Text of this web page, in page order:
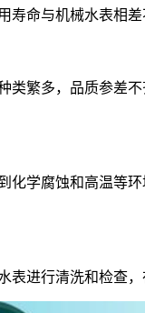
命与机械水表相
多，品质参差
腐蚀和高温等
行清洗和检查，